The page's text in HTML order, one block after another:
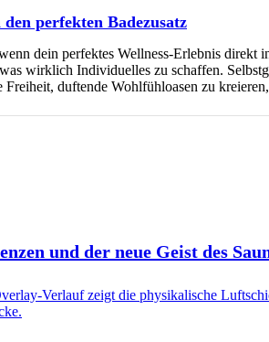
perfekten Badezusatz
dein perfektes Wellness-Erlebnis direkt
wirklich Individuelles zu schaffen.
duftende Wohlfühloasen zu
und der neue Geist des